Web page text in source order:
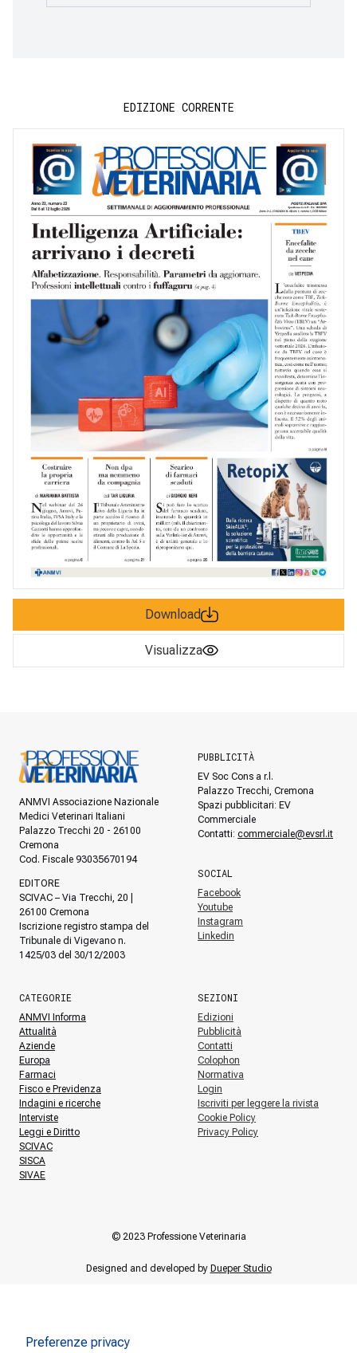
EDIZIONE CORRENTE
Download
Visualizza
ANMVI Associazione Nazionale
Medici Veterinari Italiani
Palazzo Trecchi 20 - 26100
Cremona
Cod. Fiscale 93035670194
EDITORE
SCIVAC – Via Trecchi, 20 |
26100 Cremona
Iscrizione registro stampa del
Tribunale di Vigevano n.
1425/03 del 30/12/2003
PUBBLICITÀ
EV Soc Cons a r.l.
Palazzo Trecchi, Cremona
Spazi pubblicitari: EV
Commerciale
Contatti: commerciale@evsrl.it
SOCIAL
Facebook
Youtube
Instagram
Linkedin
CATEGORIE
ANMVI Informa
Attualità
Aziende
Europa
Farmaci
Fisco e Previdenza
Indagini e ricerche
Interviste
Leggi e Diritto
SCIVAC
SISCA
SIVAE
SEZIONI
Edizioni
Pubblicità
Contatti
Colophon
Normativa
Login
Iscriviti per leggere la rivista
Cookie Policy
Privacy Policy
© 2023 Professione Veterinaria
Designed and developed by Dueper Studio